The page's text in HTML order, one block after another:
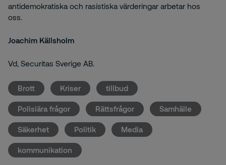
antidemokratiska och rasistiska värderingar arbetar hos
oss.
Joachim Källsholm
Vd, Securitas Sverige AB.
Brott Kriser tillbud
Polisiära frågor Rättsfrågor Samhälle
Säkerhet Politik Media
kommunikation